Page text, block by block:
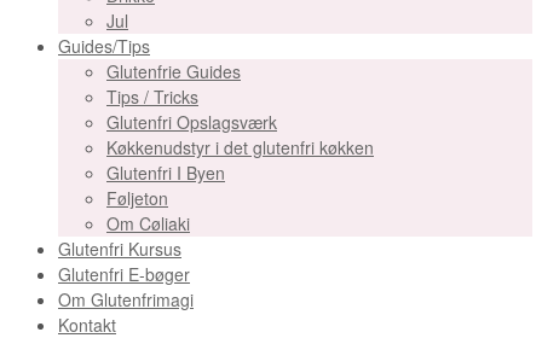
Jul
Guides/Tips
Glutenfrie Guides
Tips / Tricks
Glutenfri Opslagsværk
Køkkenudstyr i det glutenfri køkken
Glutenfri I Byen
Føljeton
Om Cøliaki
Glutenfri Kursus
Glutenfri E-bøger
Om Glutenfrimagi
Kontakt